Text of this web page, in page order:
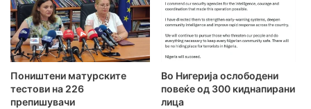
Поништени матурските
тестови на 226
препишувачи
Во Нигерија ослободени
повеќе од 300 киднапирани
лица